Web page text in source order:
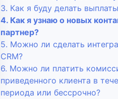
3. Как я буду делать
4. Как я узнаю о новых
партнер?
5. Можно ли сделать
CRM?
6. Можно ли платить
приведенного клиента в
периода или бессрочно?